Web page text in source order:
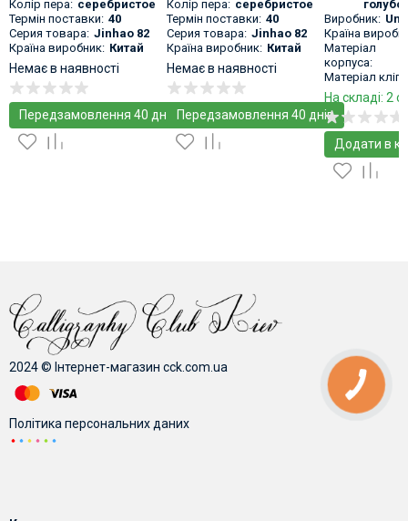
Колір пера: серебристое
Термін поставки: 40
Серия товара: Jinhao 82
Країна виробник: Китай
Немає в наявності
Передзамовлення 40 днів
полупрозрачная
Колір пера: серебристое
Термін поставки: 40
Серия товара: Jinhao 82
Країна виробник: Китай
Немає в наявності
Передзамовлення 40 днів
Виробник: Uni
Країна
Матеріал
корпуса:
Матеріал
На складі: 2
Додати в
2024 © Інтернет-магазин cck.com.ua
Політика персональних даних